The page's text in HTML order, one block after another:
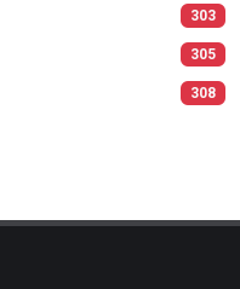
303
305
308